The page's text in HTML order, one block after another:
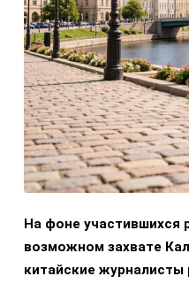
На фоне участившихся
возможном захвате
китайские